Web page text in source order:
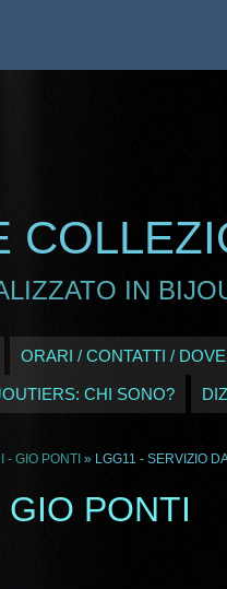
IN
ORARI / CONTATTI /
CHI SONO?
- GIO PONTI » LGG11 - SERVIZIO
PONTI